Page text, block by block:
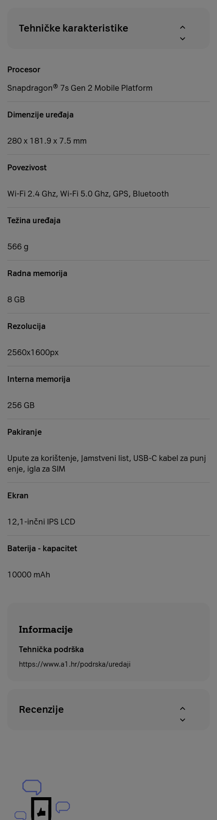
Tehničke karakteristike
Procesor
Snapdragon® 7s Gen 2 Mobile Platform
Dimenzije uređaja
280 x 181.9 x 7.5 mm
Povezivost
Wi-Fi 2.4 Ghz, Wi-Fi 5.0 Ghz, GPS, Bluetooth
Težina uređaja
566 g
Radna memorija
8 GB
Rezolucija
2560x1600px
Interna memorija
256 GB
Pakiranje
Upute za korištenje, Jamstveni list, USB-C kabel za punj
enje, igla za SIM
Ekran
12,1-inčni IPS LCD
Baterija - kapacitet
10000 mAh
Informacije
Tehnička podrška
https://www.a1.hr/podrska/uredaji
Recenzije